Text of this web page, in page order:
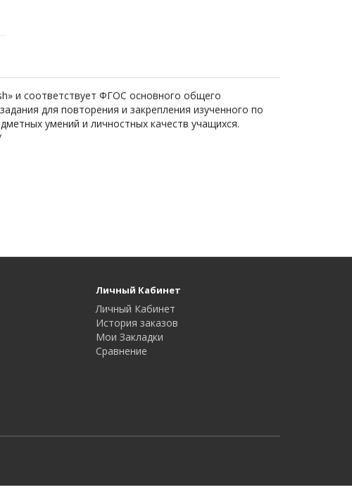
и соответствует ФГОС основного общего
для повторения и закрепления изученного по
умений и личностных качеств учащихся.
Личный Кабинет
Личный Кабинет
История заказов
Мои Закладки
Сравнение